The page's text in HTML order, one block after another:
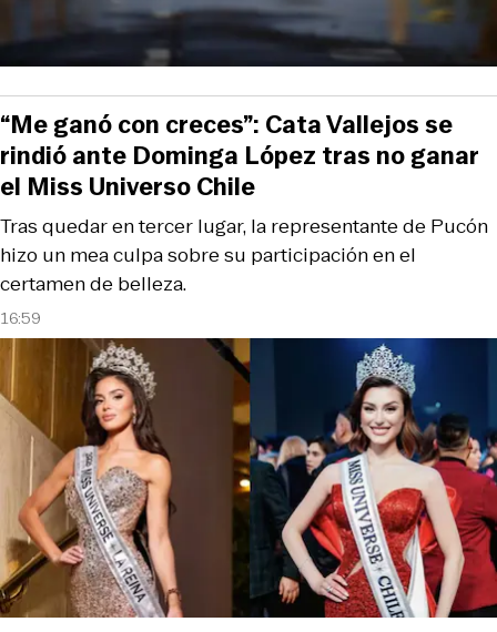
16:59
Tras quedar en tercer lugar, la representante de Pucón
hizo un mea culpa sobre su participación en el
certamen de belleza.
“Me ganó con creces”: Cata Vallejos se
rindió ante Dominga López tras no ganar
el Miss Universo Chile